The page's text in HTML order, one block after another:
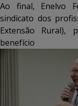
Ao final, Enelvo
sindicato dos
Extensão Rural),